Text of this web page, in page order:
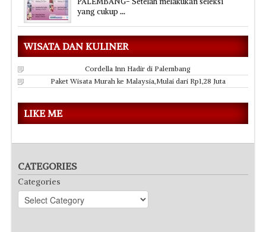
yang cukup ...
WISATA DAN KULINER
Cordella Inn Hadir di Palembang
Paket Wisata Murah ke Malaysia,Mulai dari Rp1,28 Juta
LIKE ME
CATEGORIES
Categories